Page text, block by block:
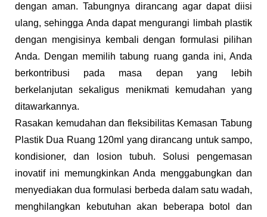
dengan aman. Tabungnya dirancang agar dapat diisi
ulang, sehingga Anda dapat mengurangi limbah plastik
dengan mengisinya kembali dengan formulasi pilihan
Anda. Dengan memilih tabung ruang ganda ini, Anda
berkontribusi pada masa depan yang lebih
berkelanjutan sekaligus menikmati kemudahan yang
ditawarkannya.
Rasakan kemudahan dan fleksibilitas Kemasan Tabung
Plastik Dua Ruang 120ml yang dirancang untuk sampo,
kondisioner, dan losion tubuh. Solusi pengemasan
inovatif ini memungkinkan Anda menggabungkan dan
menyediakan dua formulasi berbeda dalam satu wadah,
menghilangkan kebutuhan akan beberapa botol dan